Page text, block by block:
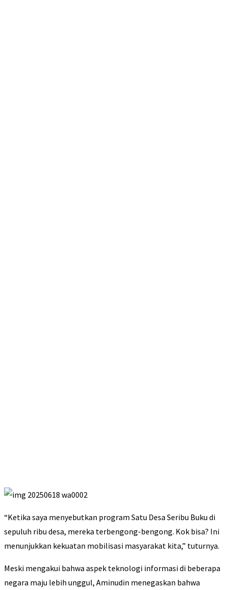
“Ketika saya menyebutkan program Satu Desa Seribu Buku di
sepuluh ribu desa, mereka terbengong-bengong. Kok bisa? Ini
menunjukkan kekuatan mobilisasi masyarakat kita,” tuturnya.
Meski mengakui bahwa aspek teknologi informasi di beberapa
negara maju lebih unggul, Aminudin menegaskan bahwa